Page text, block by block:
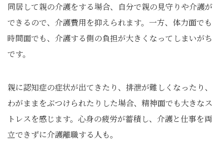
同居して親の介護をする場合、自分で親の見守りや介護が
できるので、介護費用を抑えられます。一方、体力面でも
時間面でも、介護する側の負担が大きくなってしまいがち
です。
親に認知症の症状が出てきたり、排泄が難しくなったり、
わがままをぶつけられたりした場合、精神面でも大きなス
トレスを感じます。心身の疲労が蓄積し、介護と仕事を両
立できずに介護離職する人も。